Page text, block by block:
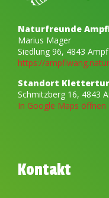
Naturfreunde
Marius Mager
Siedlung 96, 4843
https://
Standort
Schmitzberg 16, 4843
In Google Maps öffnen
Kontakt